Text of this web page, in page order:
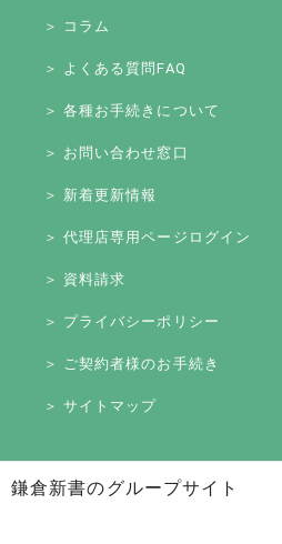
＞ コラム
＞ よくある質問FAQ
＞ 各種お手続きについて
＞ お問い合わせ窓口
＞ 新着更新情報
＞ 代理店専用ページログイン
＞ 資料請求
＞ プライバシーポリシー
＞ ご契約者様のお手続き
＞ サイトマップ
鎌倉新書のグループサイト